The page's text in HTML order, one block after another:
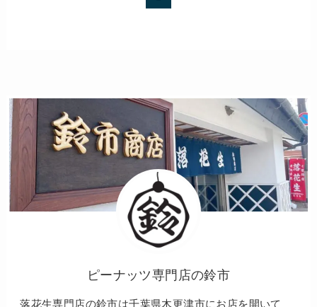
ピーナッツ専門店の鈴市
落花生専門店の鈴市は千葉県木更津市にお店を開いて